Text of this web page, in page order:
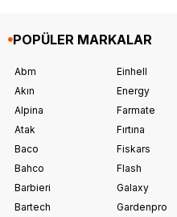
POPÜLER MARKALAR
Abm
Akın
Alpina
Atak
Baco
Bahco
Barbieri
Bartech
Einhell
Energy
Farmate
Fırtına
Fiskars
Flash
Galaxy
Gardenpro